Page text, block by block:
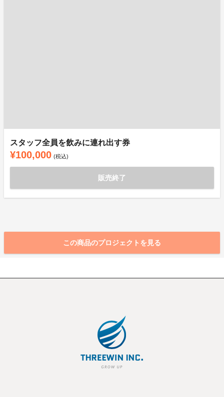
スタッフ全員を飲みに連れ出す券
¥100,000 (税込)
販売終了
この商品のプロジェクトを見る